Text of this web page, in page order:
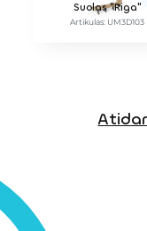
Suolas "Riga"
Artikulas: UM3D103